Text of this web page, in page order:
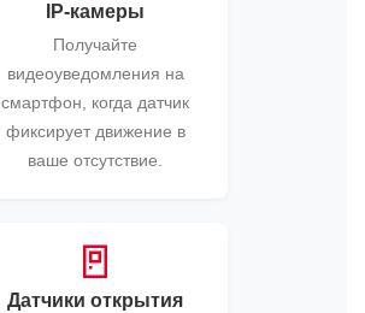
IP-камеры
Получайте
видеоуведомления на
смартфон, когда датчик
фиксирует движение в
ваше отсутствие.
🚪
Датчики открытия